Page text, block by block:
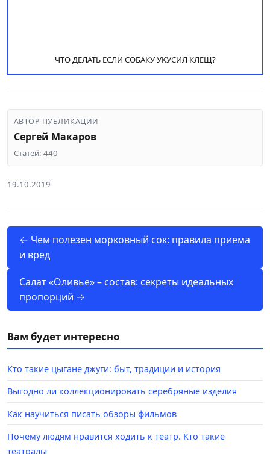
ЧТО ДЕЛАТЬ ЕСЛИ СОБАКУ УКУСИЛ КЛЕЩ?
АВТОР ПУБЛИКАЦИИ
Сергей Макаров
Статей: 440
19.10.2019
← Чем полезен морковный сок: правила приема
и вред
Салат «Оливье» – состав: секреты идеальных
пропорций →
Вам будет интересно
Кто такие цыгане джуги: быт, традиции и история
Выгодно ли коллекционировать серебряные изделия
Как научиться писать обзоры фильмов
Почему людям нравится ходить к театр. Кто такие
театралы